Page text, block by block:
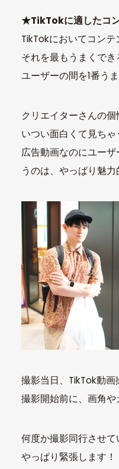
★TikTokに適したコ
TikTokにおいてコン
それを最もうまくで
ユーザーの間を1番う
クリエイターさんの
いつい面白くて見ち
広告動画なのにユー
うのは、やっぱり魅力
撮影当日、TikTok動画
撮影開始前に、画角や
何度か撮影同行させ
やっぱり緊張します！